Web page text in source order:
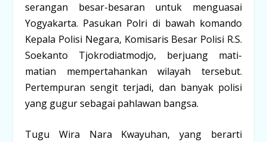
serangan besar-besaran untuk menguasai
Yogyakarta. Pasukan Polri di bawah komando
Kepala Polisi Negara, Komisaris Besar Polisi R.S.
Soekanto Tjokrodiatmodjo, berjuang mati-
matian mempertahankan wilayah tersebut.
Pertempuran sengit terjadi, dan banyak polisi
yang gugur sebagai pahlawan bangsa.
Tugu Wira Nara Kwayuhan, yang berarti